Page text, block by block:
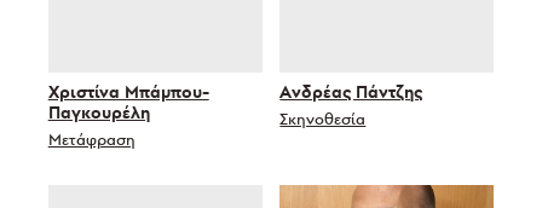
Χριστίνα Μπάμπου-
Παγκουρέλη
Μετάφραση
Ανδρέας Πάντζης
Σκηνοθεσία